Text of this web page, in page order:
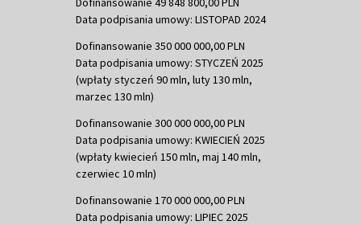
Data podpisania umowy: LISTOPAD 2024
Dofinansowanie 350 000 000,00 PLN
Data podpisania umowy: STYCZEŃ 2025
(wpłaty styczeń 90 mln, luty 130 mln,
marzec 130 mln)
Dofinansowanie 300 000 000,00 PLN
Data podpisania umowy: KWIECIEŃ 2025
(wpłaty kwiecień 150 mln, maj 140 mln,
czerwiec 10 mln)
Dofinansowanie 170 000 000,00 PLN
Data podpisania umowy: LIPIEC 2025